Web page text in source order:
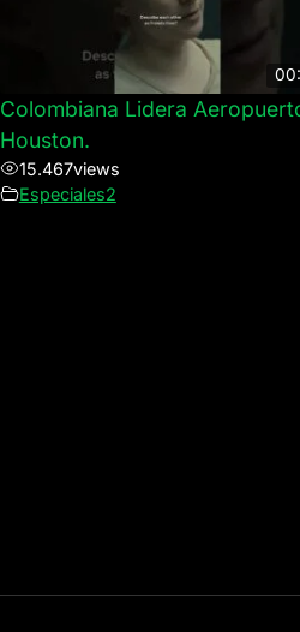
Colombiana Lidera
Houston.
15.467views
Especiales2